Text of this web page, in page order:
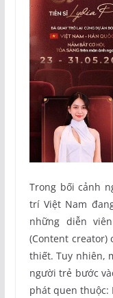
Trong bối cảnh
trí Việt Nam
những diễn
(Content creator)
thiết. Tuy nhiên,
người trẻ bước
phát quen thuộc: